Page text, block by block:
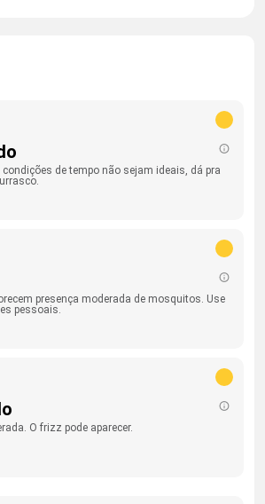
condições de tempo não sejam ideais, dá pra
presença moderada de mosquitos. Use
pessoais.
O frizz pode aparecer.